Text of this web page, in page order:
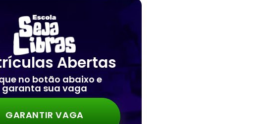
Abertas
no botão abaixo e
garanta sua vaga
GARANTIR VAGA